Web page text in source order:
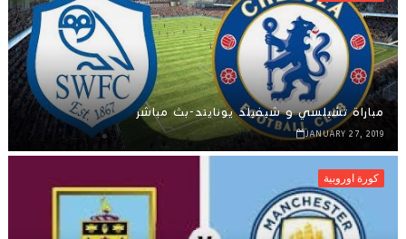
مباراة تشيلسي و شيفيلد يونايتد-بث مباشر
JANUARY 27, 2019
كورة اوروبية